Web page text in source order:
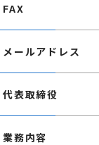
FAX
メールアドレス
代表取締役
業務内容